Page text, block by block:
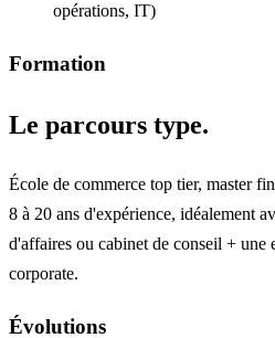
opérations, IT)
Formation
Le parcours type.
École de commerce top tier, master
8 à 20 ans d'expérience, idéalement
d'affaires ou cabinet de conseil + une
corporate.
Évolutions